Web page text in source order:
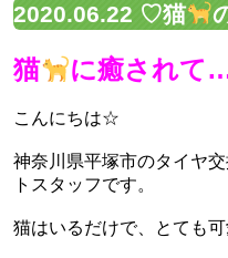
2020.06.22 ♡猫
猫 に癒されて
こんにちは☆
神奈川県平塚市のタイヤ
トスタッフです。
猫はいるだけで、とても